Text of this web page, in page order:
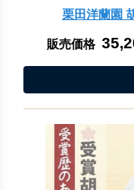
栗田洋蘭園
販売価格